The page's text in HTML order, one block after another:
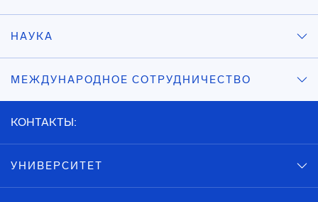
НАУКА
МЕЖДУНАРОДНОЕ СОТРУДНИЧЕСТВО
КОНТАКТЫ:
УНИВЕРСИТЕТ